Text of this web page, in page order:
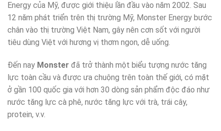
Energy của Mỹ, được giới thiệu lần đầu vào năm 2002. Sau
12 năm phát triển trên thị trường Mỹ, Monster Energy bước
chân vào thị trường Việt Nam, gây nên cơn sốt với người
tiêu dùng Việt với hương vị thơm ngon, dễ uống.
Đến nay Monster đã trở thành một biểu tượng nước tăng
lực toàn cầu và được ưa chuộng trên toàn thế giới, có mặt
ở gần 100 quốc gia với hơn 30 dòng sản phẩm độc đáo như
nước tăng lực cà phê, nước tăng lực với trà, trái cây,
protein, v.v.